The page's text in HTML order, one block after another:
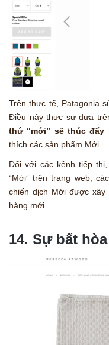
Trên thực tế, Patagonia
Điều này thực sự dựa
thứ “mới” sẽ thúc đẩy
thích các sản phẩm Mới.
Đối với các kênh tiếp
“Mới” trên trang web,
chiến dịch Mới được
hàng mới.
14. Sự bất